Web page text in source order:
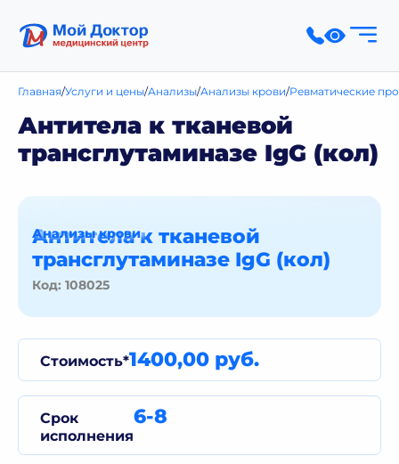
Главная Услуги и цены Анализы Анализы крови Ревматические
Антитела к тканевой
трансглутаминазе IgG (кол)
Антитела к тканевой
трансглутаминазе IgG (кол)
Код: 108025
Анализы крови
Стоимость*1400,00 руб.
Срок
исполнения
6-8